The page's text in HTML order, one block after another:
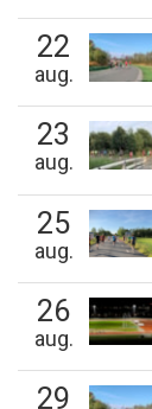
22
aug.
23
aug.
25
aug.
26
aug.
29